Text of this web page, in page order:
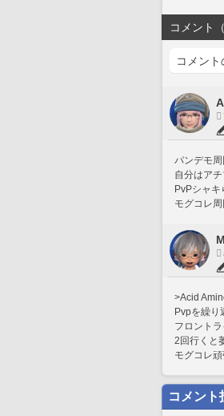
コメント（
パンデモ
自分はア
PvPシャ
モグコレ
>Acid
Pvpを繰り
フロント
2回行くと
モグコレ頑
コメント